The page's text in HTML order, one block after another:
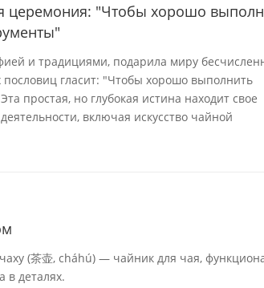
церемония: "Чтобы хорошо
и традициями, подарила миру
гласит: "Чтобы хорошо выполнить
простая, но глубокая истина находит свое
включая искусство чайной
(茶壶, cháhú) — чайник для чая,
в деталях.